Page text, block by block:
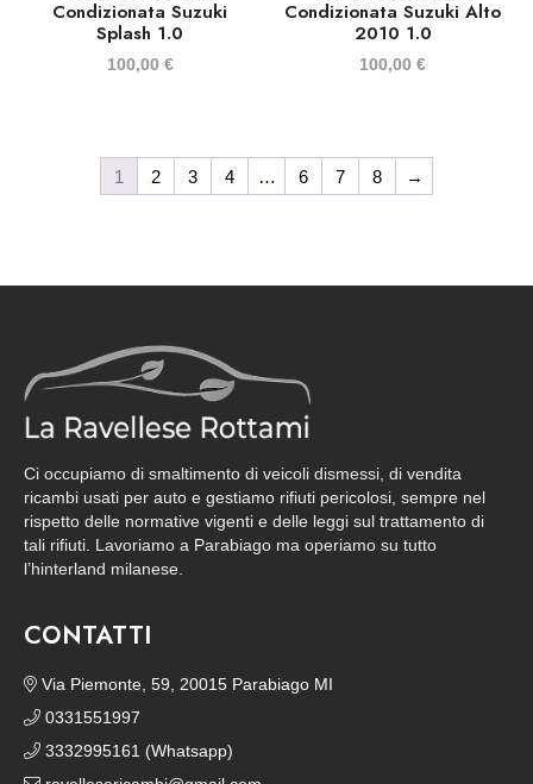
Condizionata Suzuki
Splash 1.0
100,00 €
Condizionata Suzuki Alto
2010 1.0
100,00€
1 2 3 4 … 6 7 8 →
Ci occupiamo di smaltimento di veicoli dismessi, di vendita
ricambi usati per auto e gestiamo rifiuti pericolosi, sempre nel
rispetto delle normative vigenti e delle leggi sul trattamento di
tali rifiuti. Lavoriamo a Parabiago ma operiamo su tutto
l’hinterland milanese.
CONTATTI
Via Piemonte, 59, 20015 Parabiago MI
0331551997
3332995161 (Whatsapp)